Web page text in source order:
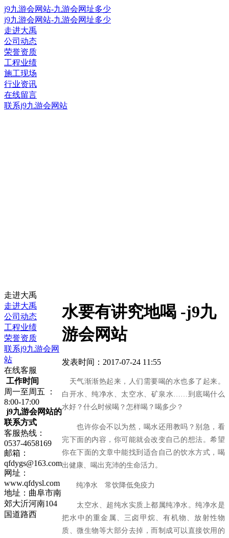
j9九游会网站-九游会网址多少
j9九游会网站-九游会网址多少
走进大禹
公司动态
荣誉资质
工程业绩
施工现场
行业资讯
在线留言
联系j9九游会网站
走进大禹
走进大禹
公司动态
工程业绩
荣誉资质
联系j9九游会网
站
在线客服
工作时间
周一至周五 ：
8:00-17:00
j9九游会网站的
联系方式
客服热线：
0537-4658169
邮箱：
qfdygs@163.com
网址：
www.qfdysl.com
地址：曲阜市南
郊大沂河南104
国道路西
水要有讲究地喝 -j9九
游会网站
发表时间：2017-07-24 11:55
天气渐渐热起来，人们需要喝的水也多了起来。
白开水、纯净水、太空水、矿泉水……到底喝什么
水好？什么时候喝？怎样喝？喝多少？
也许你会不以为然，喝水还用教吗？别急，看
完下面的内容，你可能就会改变自己的想法。希望
你在下面的文章中能找到适合自己的饮水方式，喝
出健康、喝出充沛的生命活力。
纯净水 常饮降低免疫力
太空水、超纯水实质上都属纯净水。纯净水是
把水中的重金属、三卤甲烷、有机物、放射性物
质、微生物等大部分去掉，而制成可以直接饮用的